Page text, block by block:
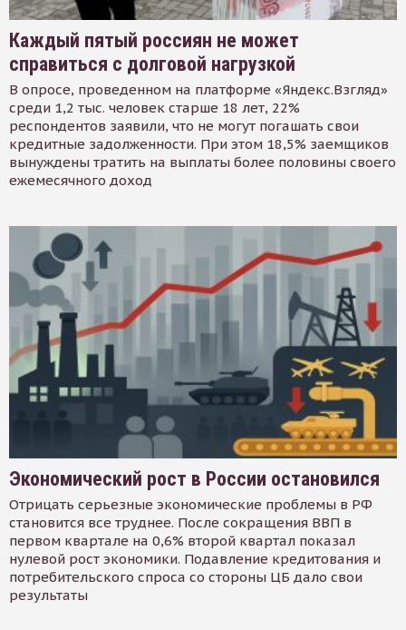
Каждый пятый россиян не может
справиться с долговой нагрузкой
В опросе, проведенном на платформе «Яндекс.Взгляд»
среди 1,2 тыс. человек старше 18 лет, 22%
респондентов заявили, что не могут погашать свои
кредитные задолженности. При этом 18,5% заемщиков
вынуждены тратить на выплаты более половины своего
ежемесячного доход
Экономический рост в России остановился
Отрицать серьезные экономические проблемы в РФ
становится все труднее. После сокращения ВВП в
первом квартале на 0,6% второй квартал показал
нулевой рост экономики. Подавление кредитования и
потребительского спроса со стороны ЦБ дало свои
результаты